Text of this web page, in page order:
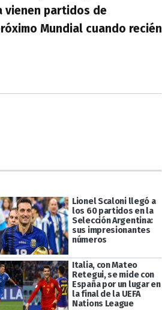
vienen partidos de
Mundial cuando recién
Lionel Scaloni llegó a
los 60 partidos en la
Selección Argentina:
sus impresionantes
números
Italia, con Mateo
Retegui, se mide con
España por un lugar en
la final de la UEFA
Nations League